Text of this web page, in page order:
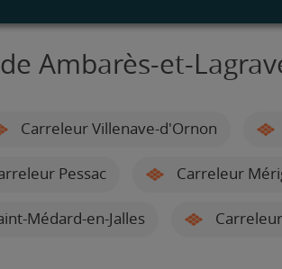
Ambarès-et-
Carreleur Villenave-d'Ornon
Pessac Carreleur
Médard-en-Jalles